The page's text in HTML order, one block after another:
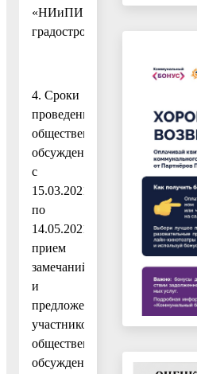
«НИиПИ
градостроительства».
4. Сроки
проведения
общественных
обсуждений:
с
15.03.2021
по
14.05.2021,
прием
замечаний
и
предложений
участников
общественных
обсуждений